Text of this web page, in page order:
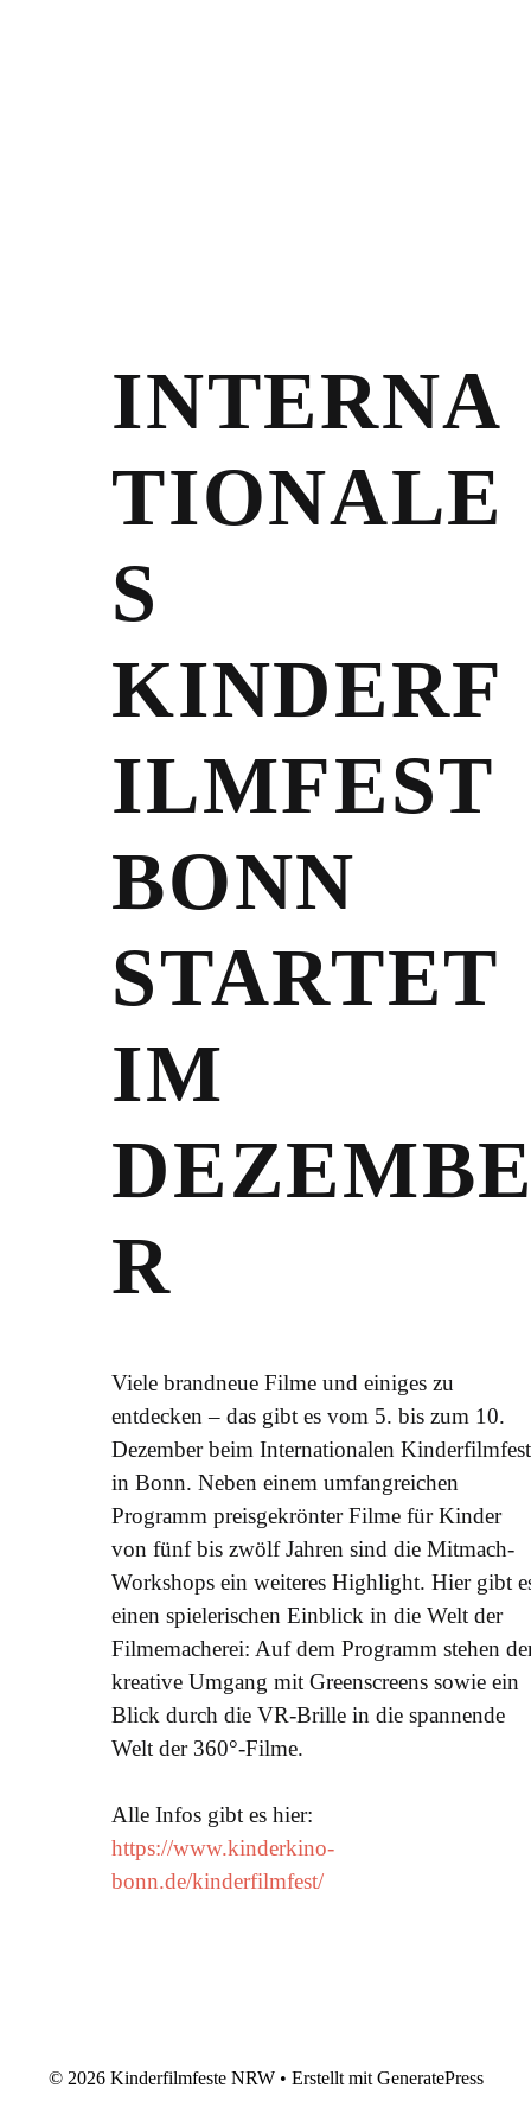
INTERNA
TIONALE
S
KINDERF
ILMFEST
BONN
STARTET
IM
R
Viele brandneue Filme und einiges zu
entdecken – das gibt es vom 5. bis zum 10.
Dezember beim Internationalen Kinderfilmfest
in Bonn. Neben einem umfangreichen
Programm preisgekrönter Filme für Kinder
von fünf bis zwölf Jahren sind die Mitmach-
Workshops ein weiteres Highlight. Hier gibt
einen spielerischen Einblick in die Welt der
Filmemacherei: Auf dem Programm stehen
kreative Umgang mit Greenscreens sowie ein
Blick durch die VR-Brille in die spannende
Welt der 360°-Filme.
Alle Infos gibt es hier:
https://www.kinderkino-
bonn.de/kinderfilmfest/
© 2026 Kinderfilmfeste NRW• Erstellt mit GeneratePress